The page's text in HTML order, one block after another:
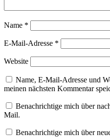
Name *
E-Mail-Adresse *
Website
Name, E-Mail-Adresse und
meinen nächsten Kommentar
Benachrichtige mich über
Mail.
Benachrichtige mich über